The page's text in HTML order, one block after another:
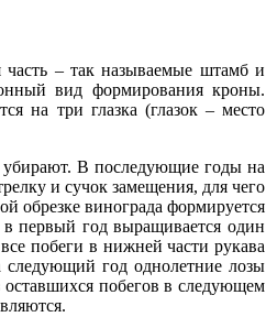
часть – так называемые штамб и
вид формирования кроны.
на три глазка (глазок – место
убирают. В последующие годы на
и сучок замещения, для чего
обрезке винограда формируется
в первый год выращивается один
побеги в нижней части рукава
следующий год однолетние лозы
побегов в следующем